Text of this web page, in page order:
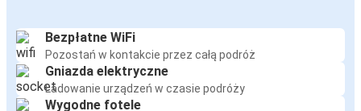
Bezpłatne WiFi
Pozostań w kontakcie przez całą podróż
Gniazda elektryczne
Ładowanie urządzeń w czasie podróży
Wygodne fotele